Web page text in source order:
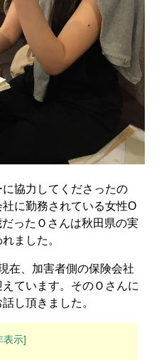
協力してくださったの
に勤務されている女性O
ったＯさんは秋田県の実
ました。
在、加害者側の保険会社
ています。そのＯさんに
し頂きました。
表示]